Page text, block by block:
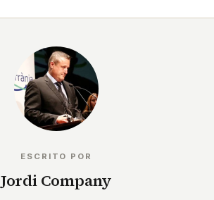
ESCRITO POR
Jordi Company